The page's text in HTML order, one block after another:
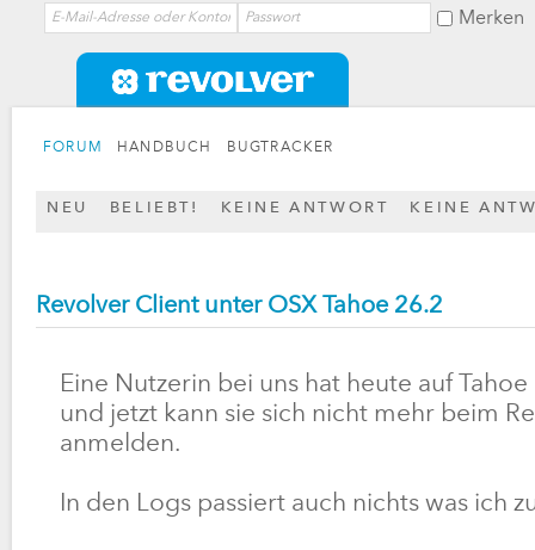
Merken
FORUM HANDBUCH BUGTRACKER
NEU BELIEBT! KEINE ANTWORT KEINE
Revolver Client unter OSX Tahoe 26.2
Eine Nutzerin bei uns hat heute auf
und jetzt kann sie sich nicht mehr beim
anmelden.
In den Logs passiert auch nichts was ich